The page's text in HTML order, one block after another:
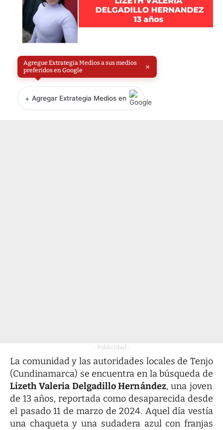
Agregue Extrategia Medios a sus medios
preferidos en Google
×
+ Agregar Extrategia Medios en
- Publicidad -
La comunidad y las autoridades locales de Tenjo
(Cundinamarca) se encuentra en la búsqueda de
Lizeth Valeria Delgadillo Hernández, una joven
de 13 años, reportada como desaparecida desde
el pasado 11 de marzo de 2024. Aquel día vestía
una chaqueta y una sudadera azul con franjas